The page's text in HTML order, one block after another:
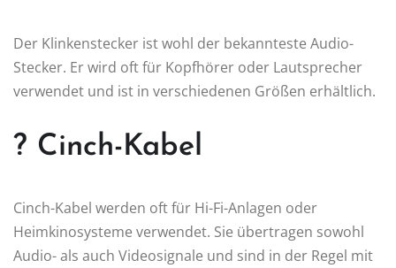
Der Klinkenstecker ist wohl der bekannteste Audio-
Stecker. Er wird oft für Kopfhörer oder Lautsprecher
verwendet und ist in verschiedenen Größen erhältlich.
? Cinch-Kabel
Cinch-Kabel werden oft für Hi-Fi-Anlagen oder
Heimkinosysteme verwendet. Sie übertragen sowohl
Audio- als auch Videosignale und sind in der Regel mit